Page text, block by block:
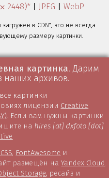
2448)* | JPEG | WebP
в CDN", это не всегда
размеру картинки.
картинка. Дарим
наших архивов.
картинки
лицензии Creative
. Если вам нужны картинки
на hires [at] dxfoto [dot]
, FontAwesome и
размещён наYandex Cloud
Storage, ресайз и